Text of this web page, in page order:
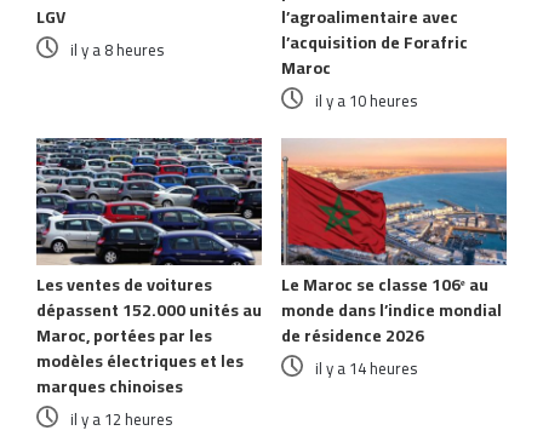
LGV
il y a 8 heures
l’agroalimentaire avec
l’acquisition de Forafric
Maroc
il y a 10 heures
Les ventes de voitures
dépassent 152.000 unités au
Maroc, portées par les
modèles électriques et les
marques chinoises
il y a 12 heures
Le Maroc se classe 106ᵉ au
monde dans l’indice mondial
de résidence 2026
il y a 14 heures